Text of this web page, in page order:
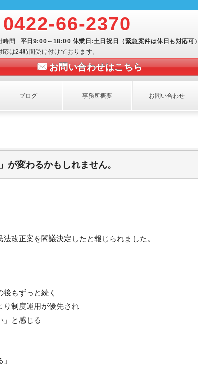
0422-66-2370
時間 : 平日9:00～18:00 休業日:土日祝日（緊急案件は休日も対応可）
応は24時間受け付けております。
お問い合わせはこちら
ブログ 事務所概要 お問い合わせ
が変わるかもしれません。
改正案を閣議決定したと報じられました。
後もずっと続く
より制度運用が優先され
と感じる